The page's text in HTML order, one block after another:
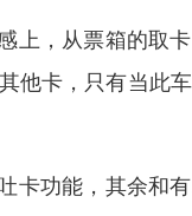
上，从票箱的取
他卡，只有当此
卡功能，其余和